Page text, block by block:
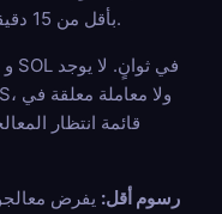
بأقل من 15 دقيقة على أسرع المنصات، تجعل ذلك ممكنًا.
قائمة انتظار
رسوم أقل: